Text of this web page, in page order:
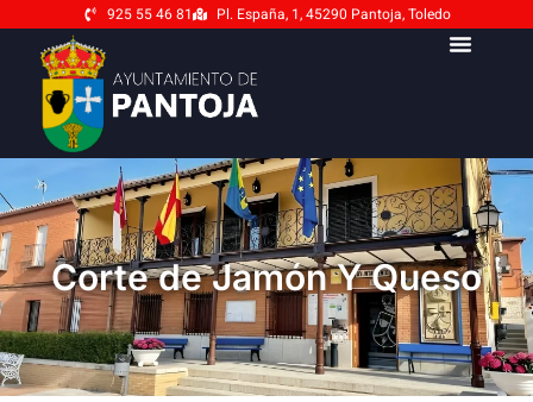
925 55 46 81 Pl. España, 1, 45290 Pantoja, Toledo
Corte de Jamón Y Queso